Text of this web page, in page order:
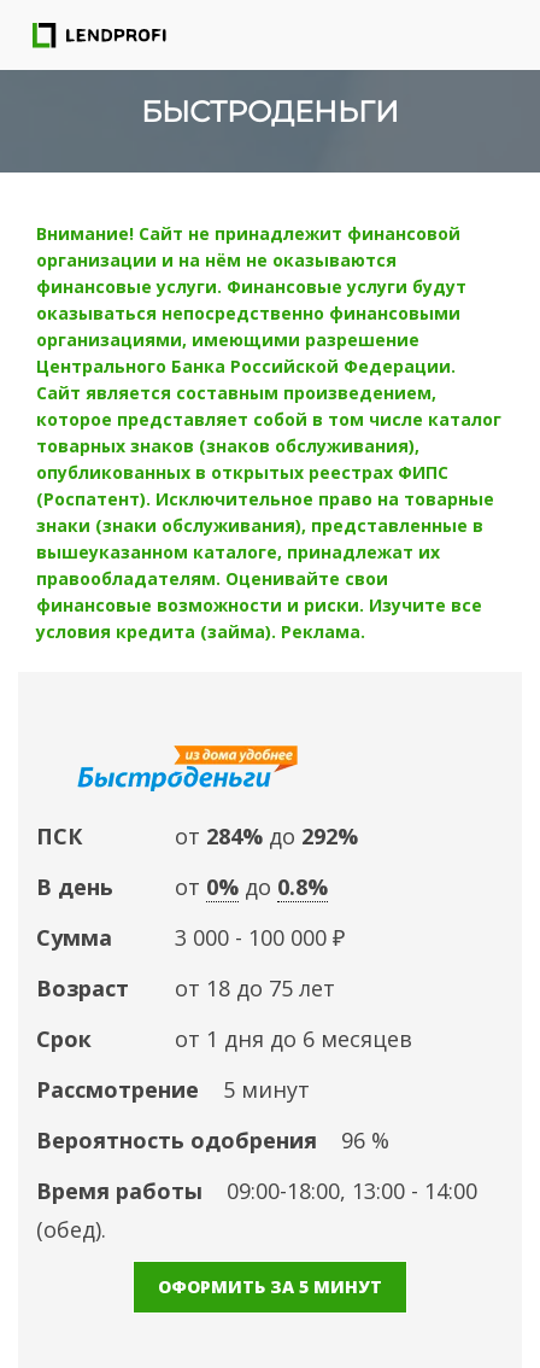
БЫСТРОДЕНЬГИ
Внимание! Сайт не принадлежит финансовой
организации и на нём не оказываются
финансовые услуги. Финансовые услуги будут
оказываться непосредственно финансовыми
организациями, имеющими разрешение
Центрального Банка Российской Федерации.
Сайт является составным произведением,
которое представляет собой в том числе каталог
товарных знаков (знаков обслуживания),
опубликованных в открытых реестрах ФИПС
(Роспатент). Исключительное право на товарные
знаки (знаки обслуживания), представленные в
вышеуказанном каталоге, принадлежат их
правообладателям. Оценивайте свои
финансовые возможности и риски. Изучите все
условия кредита (займа). Реклама.
ПСК от 284% до 292%
В день
от 0% до 0.8%
Сумма
3 000 - 100 000 ₽
Возраст
от 18 до 75 лет
Срок
от 1 дня до 6 месяцев
Рассмотрение
5 минут
Вероятность одобрения
96 %
Время работы
09:00-18:00, 13:00 - 14:00
(обед).
ОФОРМИТЬ ЗА 5 МИНУТ